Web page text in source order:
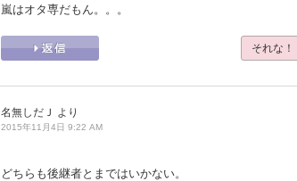
嵐はオタ専だもん。。。
それな！
名無しだＪ より
2015年11月4日 9:22 AM
どちらも後継者とまではいかない。